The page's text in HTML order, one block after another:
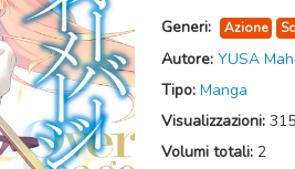
Generi:
Azione
Autore: YUSA
Tipo: Manga
Visualizzazioni:
Volumi totali: 2